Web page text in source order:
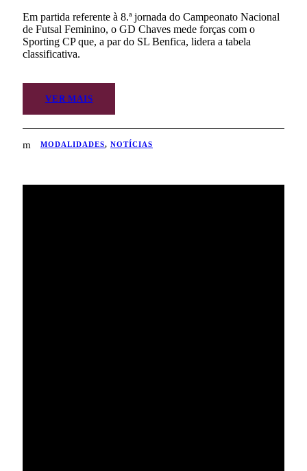
Em partida referente à 8.ª jornada do Campeonato Nacional
de Futsal Feminino, o GD Chaves mede forças com o
Sporting CP que, a par do SL Benfica, lidera a tabela
classificativa.
VER MAIS
MODALIDADES, NOTÍCIAS